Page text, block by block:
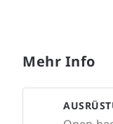
Mehr Info